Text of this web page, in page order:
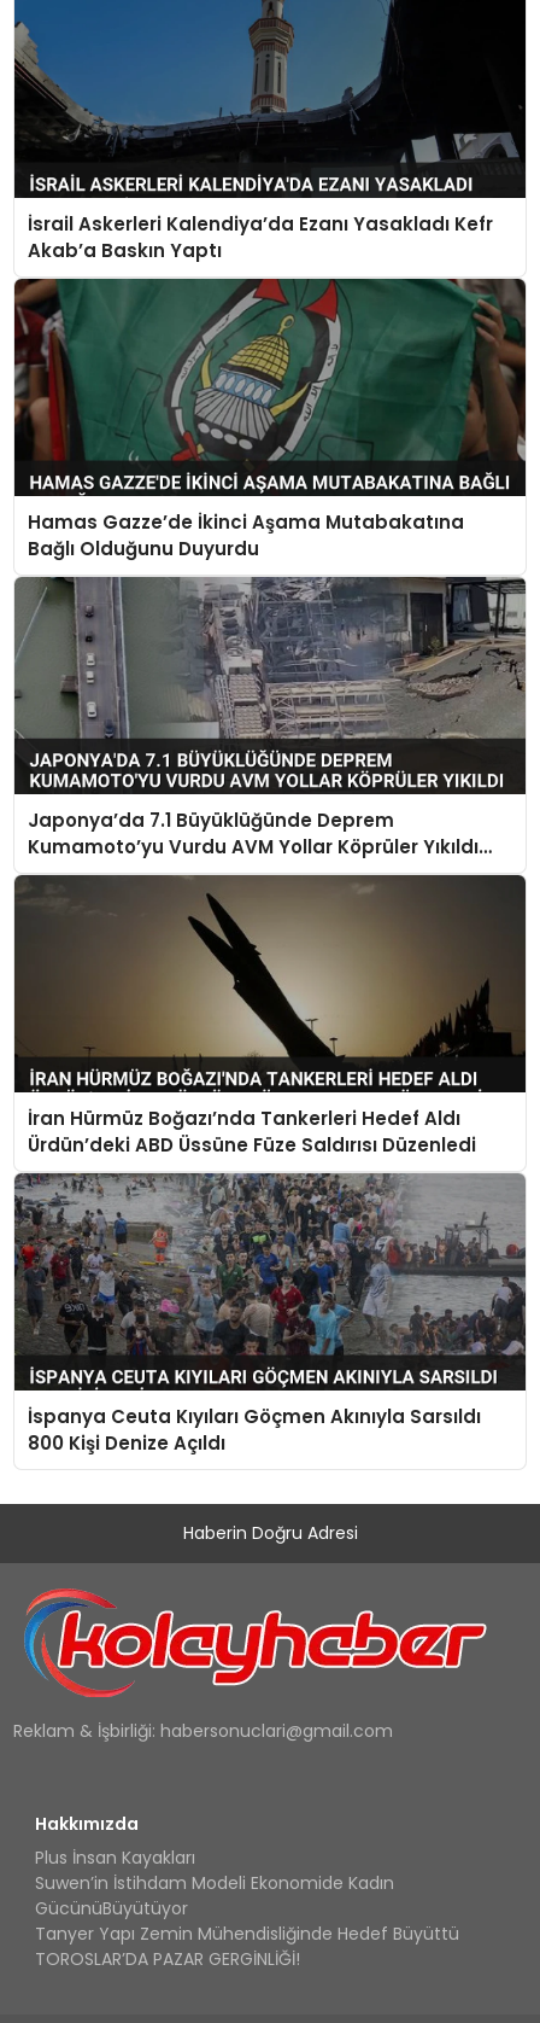
İsrail Askerleri Kalendiya’da Ezanı Yasakladı Kefr
Akab’a Baskın Yaptı
Hamas Gazze’de İkinci Aşama Mutabakatına
Bağlı Olduğunu Duyurdu
Japonya’da 7.1 Büyüklüğünde Deprem
Kumamoto’yu Vurdu AVM Yollar Köprüler Yıkıldı
Çok Sayıda Can Kaybı Var
İran Hürmüz Boğazı’nda Tankerleri Hedef Aldı
Ürdün’deki ABD Üssüne Füze Saldırısı Düzenledi
İspanya Ceuta Kıyıları Göçmen Akınıyla Sarsıldı
800 Kişi Denize Açıldı
Haberin Doğru Adresi
Reklam & İşbirliği: habersonuclari@gmail.com
Hakkımızda
Plus İnsan Kayakları
Suwen’in İstihdam Modeli Ekonomide Kadın
GücünüBüyütüyor
Tanyer Yapı Zemin Mühendisliğinde Hedef Büyüttü
TOROSLAR’DA PAZAR GERGİNLİĞİ!